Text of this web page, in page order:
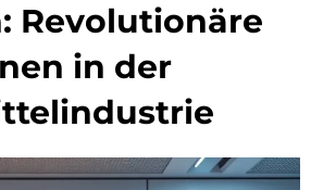
Revolutionäre
in der